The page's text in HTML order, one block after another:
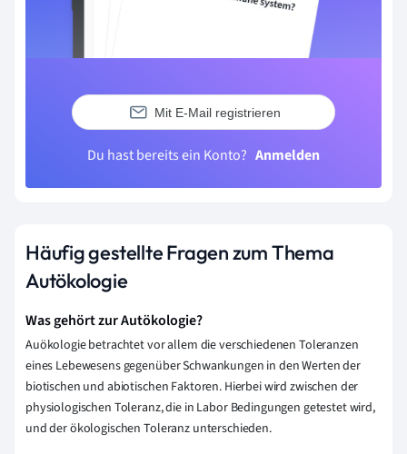
Mit E-Mail registrieren
Du hast bereits ein Konto? Anmelden
Häufig gestellte Fragen zum Thema
Autökologie
Was gehört zur Autökologie?
Auökologie betrachtet vor allem die verschiedenen Toleranzen
eines Lebewesens gegenüber Schwankungen in den Werten der
biotischen und abiotischen Faktoren. Hierbei wird zwischen der
physiologischen Toleranz, die in Labor Bedingungen getestet wird,
und der ökologischen Toleranz unterschieden.